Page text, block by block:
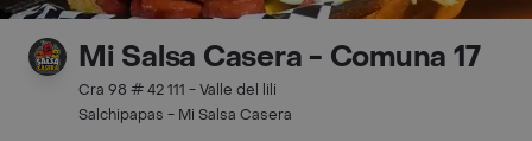
Mi Salsa Casera - Comuna 17
Cra 98 # 42 111 - Valle del lili
Salchipapas - Mi Salsa Casera